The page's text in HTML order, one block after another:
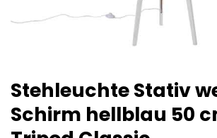
Stehleuchte Stativ
Schirm hellblau 50